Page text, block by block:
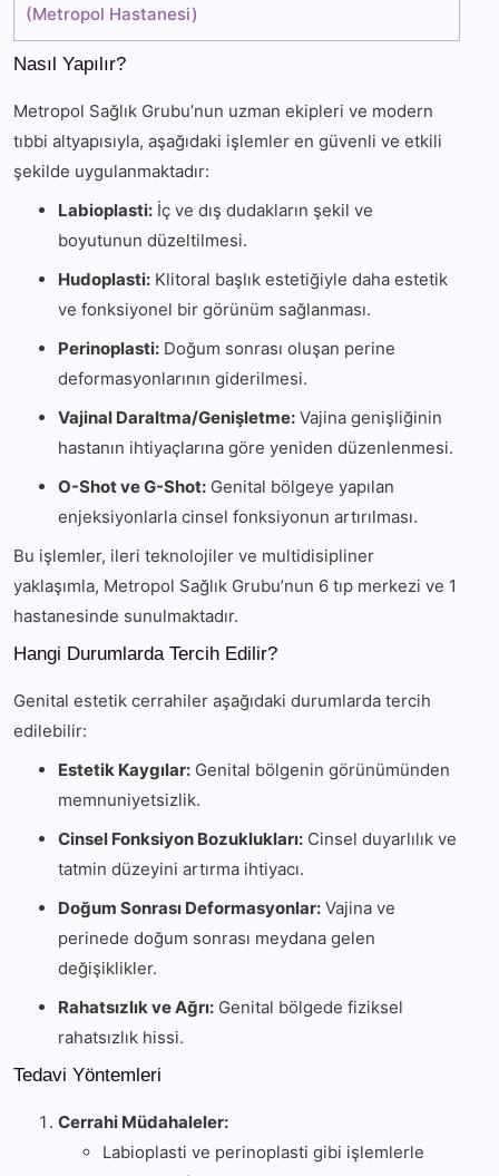
(Metropol Hastanesi)
Nasıl Yapılır?
Metropol Sağlık Grubu’nun uzman ekipleri ve modern
tıbbi altyapısıyla, aşağıdaki işlemler en güvenli ve etkili
şekilde uygulanmaktadır:
Labioplasti: İç ve dış dudakların şekil ve
boyutunun düzeltilmesi.
Hudoplasti: Klitoral başlık estetiğiyle daha estetik
ve fonksiyonel bir görünüm sağlanması.
Perinoplasti: Doğum sonrası oluşan perine
deformasyonlarının giderilmesi.
Vajinal Daraltma/Genişletme: Vajina genişliğinin
hastanın ihtiyaçlarına göre yeniden düzenlenmesi.
O-Shot ve G-Shot: Genital bölgeye yapılan
enjeksiyonlarla cinsel fonksiyonun artırılması.
Bu işlemler, ileri teknolojiler ve multidisipliner
yaklaşımla, Metropol Sağlık Grubu’nun 6 tıp merkezi ve 1
hastanesinde sunulmaktadır.
Hangi Durumlarda Tercih Edilir?
Genital estetik cerrahiler aşağıdaki durumlarda tercih
edilebilir:
Estetik Kaygılar: Genital bölgenin görünümünden
memnuniyetsizlik.
Cinsel Fonksiyon Bozuklukları: Cinsel duyarlılık ve
tatmin düzeyini artırma ihtiyacı.
Doğum Sonrası Deformasyonlar: Vajina ve
perinede doğum sonrası meydana gelen
değişiklikler.
Rahatsızlık ve Ağrı: Genital bölgede fiziksel
rahatsızlık hissi.
Tedavi Yöntemleri
Cerrahi Müdahaleler:
Labioplasti ve perinoplasti gibi işlemlerle